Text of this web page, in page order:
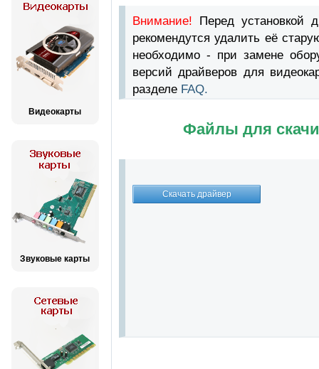
Видеокарты
Звуковые карты
Внимание! Перед установкой
рекомендутся удалить её
необходимо - при замене
версий драйверов для
разделе FAQ.
Файлы для